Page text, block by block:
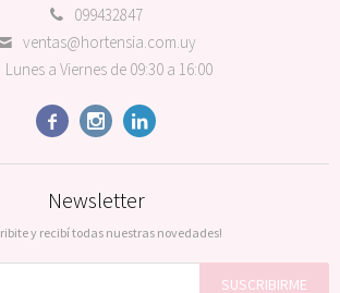
099432847
ventas@hortensia.com.uy
Lunes a Viernes de 09:30 a 16:00
  
Newsletter
y recibí todas nuestras novedades!
SUSCRIBIRME